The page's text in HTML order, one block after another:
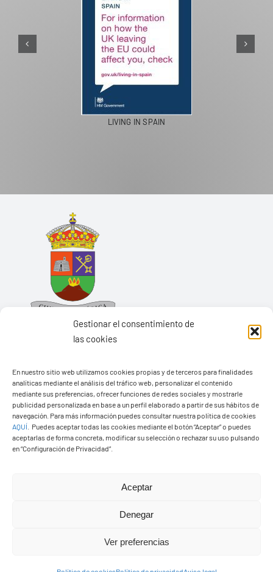
Gestionar el consentimiento de
las cookies
En nuestro sitio web utilizamos cookies propias y de terceros para finalidades
analíticas mediante el análisis del tráfico web, personalizar el contenido
mediante sus preferencias, ofrecer funciones de redes sociales y mostrarle
publicidad personalizada en base a un perfil elaborado a partir de sus hábitos de
navegación. Para más información puedes consultar nuestra política de cookies
AQUÍ
Puedes aceptar todas las cookies mediante el botón “Aceptar” o puedes
aceptarlas de forma concreta, modificar su selección o rechazar su uso pulsando
en “Configuración de Privacidad”.
Aceptar
Denegar
Ver preferencias
LIVING IN SPAIN
Ayuntamiento de Yaiza
Pza. de Los Remedios, 1
35570 – Yaiza
Tel:928 83 62 20
© Copyright2026 Ayuntamiento de Yaiza - Todos los